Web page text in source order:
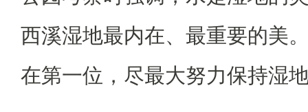
西溪湿地最内在、最重要的美
在第一位，尽最大努力保持湿